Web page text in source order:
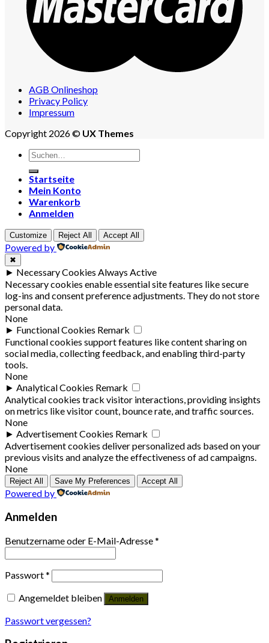
AGB Onlineshop
Privacy Policy
Impressum
Copyright 2026 © UX Themes
Suchen
nach:
Startseite
Mein Konto
Warenkorb
Anmelden
Customize Reject All Accept All
Powered by
✖
► Necessary Cookies Always Active
Necessary cookies enable essential site features like secure
log-ins and consent preference adjustments. They do not store
personal data.
None
► Functional Cookies Remark
Functional cookies support features like content sharing on
social media, collecting feedback, and enabling third-party
tools.
None
► Analytical Cookies Remark
Analytical cookies track visitor interactions, providing insights
on metrics like visitor count, bounce rate, and traffic sources.
None
► Advertisement Cookies Remark
Advertisement cookies deliver personalized ads based on your
previous visits and analyze the effectiveness of ad campaigns.
None
Reject All Save My Preferences Accept All
Powered by
Anmelden
Benutzername oder E-Mail-Adresse*
Passwort*
Angemeldet bleiben
Anmelden
Passwort vergessen?